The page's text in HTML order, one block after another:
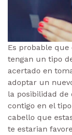
Es probable
tengan un tipo
acertado en
adoptar un
la posibilidad
contigo en el
cabello que
te estarian